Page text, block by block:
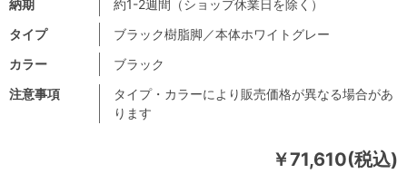
￥71,610(税込)
注意事項
タイプ・カラーにより販売価格が異なる場合があ
ります
納期
約1-2週間（ショップ休業日を除く）
タイプ
ブラック樹脂脚／本体ホワイトグレー
カラー
ブラック